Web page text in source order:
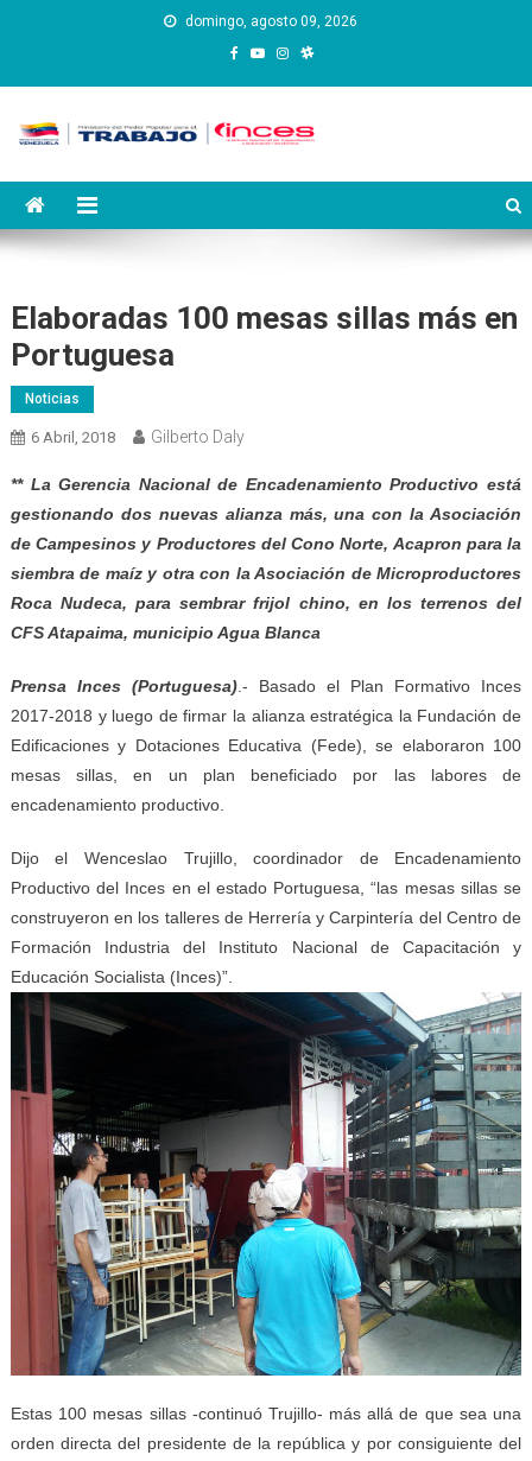
domingo, agosto 09, 2026
Instituto Nacional de
Capacitación y Educación
Elaboradas 100 mesas sillas más en
Portuguesa
Noticias
6 Abril, 2018 Gilberto Daly
** La Gerencia Nacional de Encadenamiento Productivo está
gestionando dos nuevas alianza más, una con la Asociación
de Campesinos y Productores del Cono Norte, Acapron para la
siembra de maíz y otra con la Asociación de Microproductores
Roca Nudeca, para sembrar frijol chino, en los terrenos del
CFS Atapaima, municipio Agua Blanca
Prensa Inces (Portuguesa).- Basado el Plan Formativo Inces
2017-2018 y luego de firmar la alianza estratégica la Fundación de
Edificaciones y Dotaciones Educativa (Fede), se elaboraron 100
mesas sillas, en un plan beneficiado por las labores de
encadenamiento productivo.
Dijo el Wenceslao Trujillo, coordinador de Encadenamiento
Productivo del Inces en el estado Portuguesa, “las mesas sillas se
construyeron en los talleres de Herrería y Carpintería del Centro de
Formación Industria del Instituto Nacional de Capacitación y
Educación Socialista (Inces)”.
Estas 100 mesas sillas -continuó Trujillo- más allá de que sea una
orden directa del presidente de la república y por consiguiente del